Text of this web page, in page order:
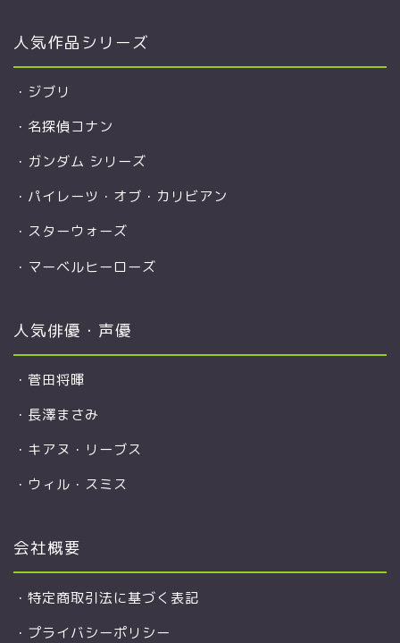
人気作品シリーズ
・ ジブリ
・ 名探偵コナン
・ ガンダム シリーズ
・ パイレーツ・オブ・カリビアン
・ スターウォーズ
・ マーベルヒーローズ
人気俳優・声優
・ 菅田将暉
・ 長澤まさみ
・ キアヌ・リーブス
・ ウィル・スミス
会社概要
・ 特定商取引法に基づく表記
・ プライバシーポリシー